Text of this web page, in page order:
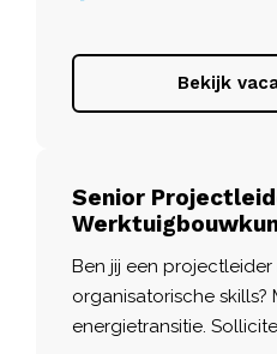
Bekijk
Senior
Ben jij een
organisatorische skills?
energietransitie.